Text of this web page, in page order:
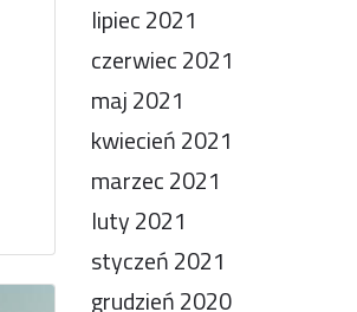
lipiec 2021
czerwiec 2021
maj 2021
kwiecień 2021
marzec 2021
luty 2021
styczeń 2021
grudzień 2020